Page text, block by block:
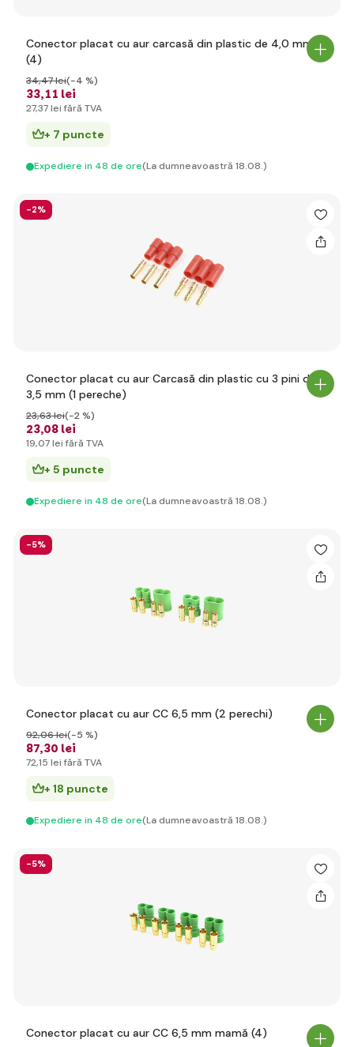
Conector placat cu aur carcasă din plastic de 4,0 mm
(4)
33,11 lei
34,47 lei(-4 %)
27,37 lei fără TVA
+ 7 puncte
Expediere in 48 de ore(La dumneavoastră 18.08.)
-2%
Conector placat cu aur Carcasă din plastic cu 3 pini de
3,5 mm (1 pereche)
23,08 lei
23,63 lei(-2 %)
19,07 lei fără TVA
+ 5 puncte
Expediere in 48 de ore(La dumneavoastră 18.08.)
-5%
Conector placat cu aur CC 6,5 mm (2 perechi)
87,30 lei
92,06 lei(-5 %)
72,15 lei fără TVA
+ 18 puncte
Expediere in 48 de ore(La dumneavoastră 18.08.)
-5%
Conector placat cu aur CC 6,5 mm mamă (4)